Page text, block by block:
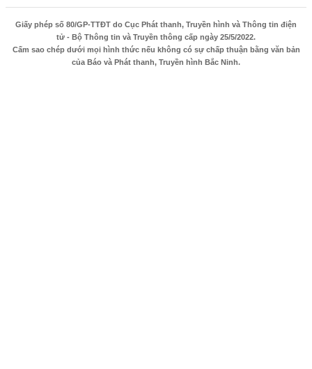
Giấy phép số 80/GP-TTĐT do Cục Phát thanh, Truyền hình và Thông tin điện
tử - Bộ Thông tin và Truyền thông cấp ngày 25/5/2022.
Cấm sao chép dưới mọi hình thức nếu không có sự chấp thuận bằng văn bản
của Báo và Phát thanh, Truyền hình Bắc Ninh.